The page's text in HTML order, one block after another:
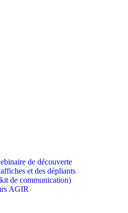
de découverte
et des dépliants
de communication)
AGIR